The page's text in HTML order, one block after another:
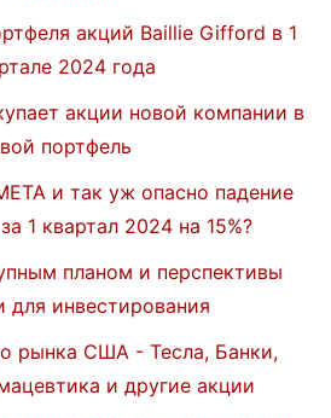
акций Baillie Gifford в 1
2024 года
акции новой компании в
портфель
и так уж опасно падение
1 квартал 2024 на 15%?
планом и перспективы
для инвестирования
рынка США - Тесла, Банки,
и другие акции